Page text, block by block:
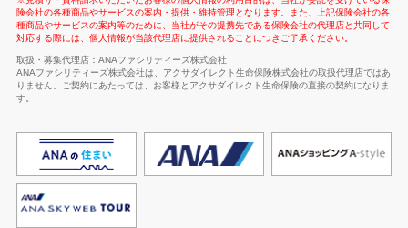
険会社の各種商品やサービスの案内・提供・維持管理となります。また、上記保険会社の各
種商品やサービスの案内等のために、当社がその提携先である保険会社の代理店と共同して
対応する際には、個人情報が当該代理店に提供されることにつきご了承ください。
取扱・募集代理店：ANAファシリティーズ株式会社
ANAファシリティーズ株式会社は、アクサダイレクト生命保険株式会社の取扱代理店ではあ
りません。ご契約にあたっては、お客様とアクサダイレクト生命保険の直接の契約になりま
す。